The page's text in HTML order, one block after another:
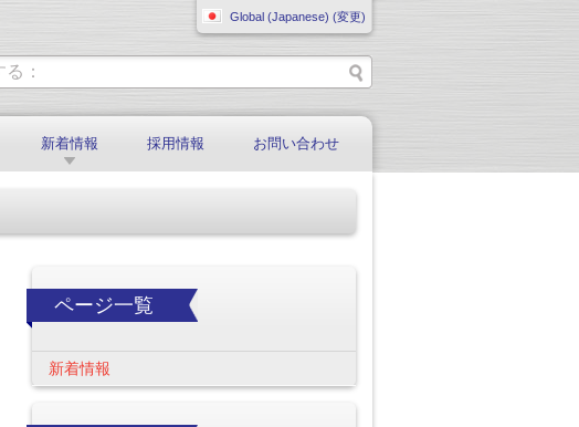
Global (Japanese) (変更)
新着情報 採用情報 お問い合わせ
ページ一覧
新着情報